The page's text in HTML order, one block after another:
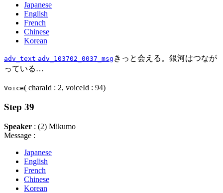
Japanese
English
French
Chinese
Korean
adv_text adv_103702_0037_msg きっと会える。銀河はつなが
っている…
Voice( charaId : 2, voiceId : 94)
Step 39
Speaker : (2) Mikumo
Message :
Japanese
English
French
Chinese
Korean